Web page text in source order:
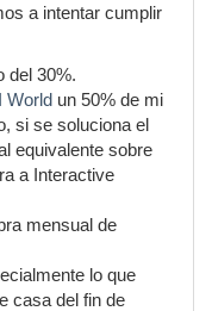
a intentar cumplir
del 30%.
World un 50% de mi
si se soluciona el
equivalente sobre
a Interactive
mensual de
lo que
casa del fin de